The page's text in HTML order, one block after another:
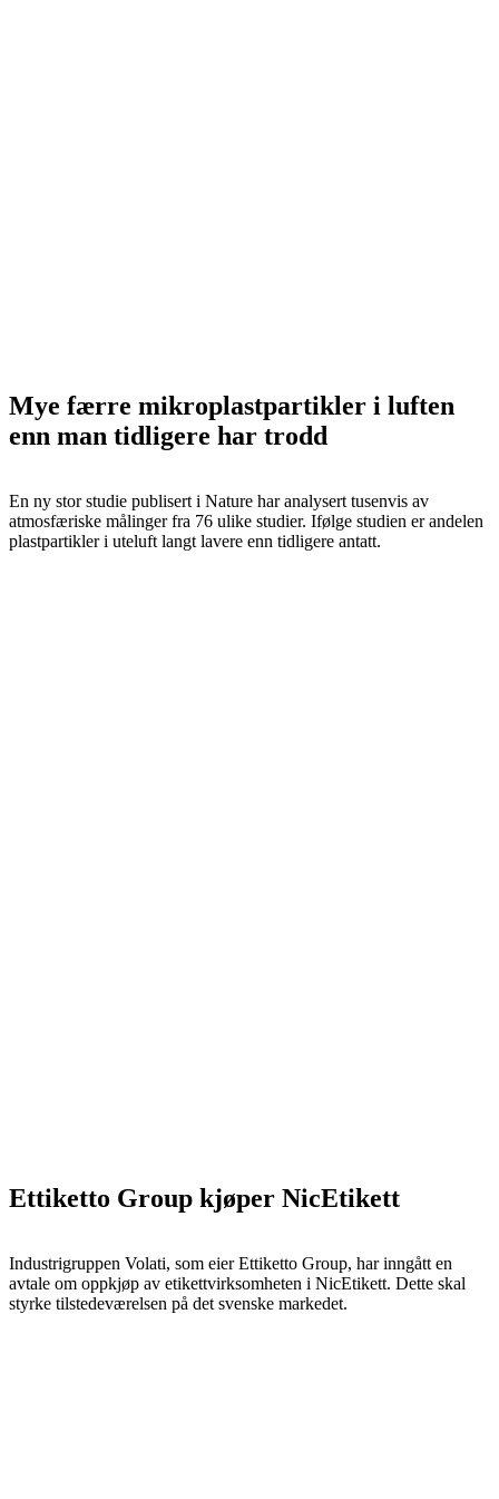
Mye færre mikroplastpartikler i luften
enn man tidligere har trodd
En ny stor studie publisert i Nature har analysert tusenvis av
atmosfæriske målinger fra 76 ulike studier. Ifølge studien er andelen
plastpartikler i uteluft langt lavere enn tidligere antatt.
Ettiketto Group kjøper NicEtikett
Industrigruppen Volati, som eier Ettiketto Group, har inngått en
avtale om oppkjøp av etikettvirksomheten i NicEtikett. Dette skal
styrke tilstedeværelsen på det svenske markedet.